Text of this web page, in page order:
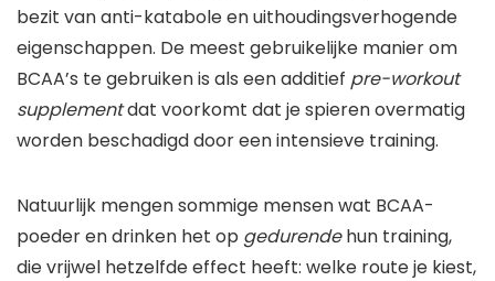
bezit van anti-katabole en uithoudingsverhogende
eigenschappen. De meest gebruikelijke manier om
BCAA’s te gebruiken is als een additief pre-workout
supplementdat voorkomt dat je spieren overmatig
worden beschadigd door een intensieve training.
Natuurlijk mengen sommige mensen wat BCAA-
poeder en drinken het op gedurendehun training,
die vrijwel hetzelfde effect heeft: welke route je kiest,